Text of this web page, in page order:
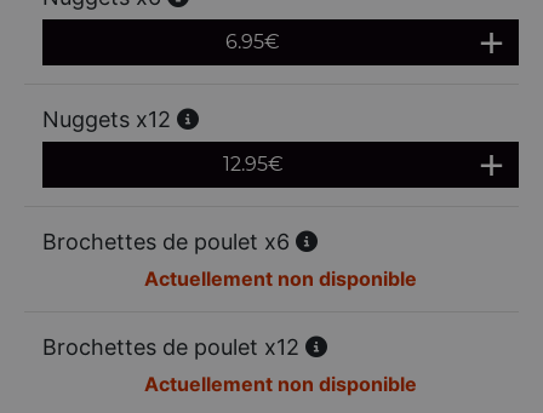
6.95€
Nuggets x12
12.95€
Brochettes de poulet x6
Actuellement non disponible
Brochettes de poulet x12
Actuellement non disponible